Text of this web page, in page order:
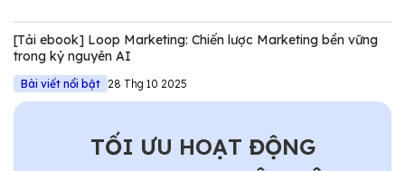
chúng ta sẽ bỏ lỡ một bước ngoặt quan trọng trong quản trị
Marketing.
[Tải ebook] Loop Marketing: Chiến lược Marketing bền vững
trong kỷ nguyên AI
Bài viết nổi bật 28 Thg 10 2025
TỐI ƯU HOẠT ĐỘNG